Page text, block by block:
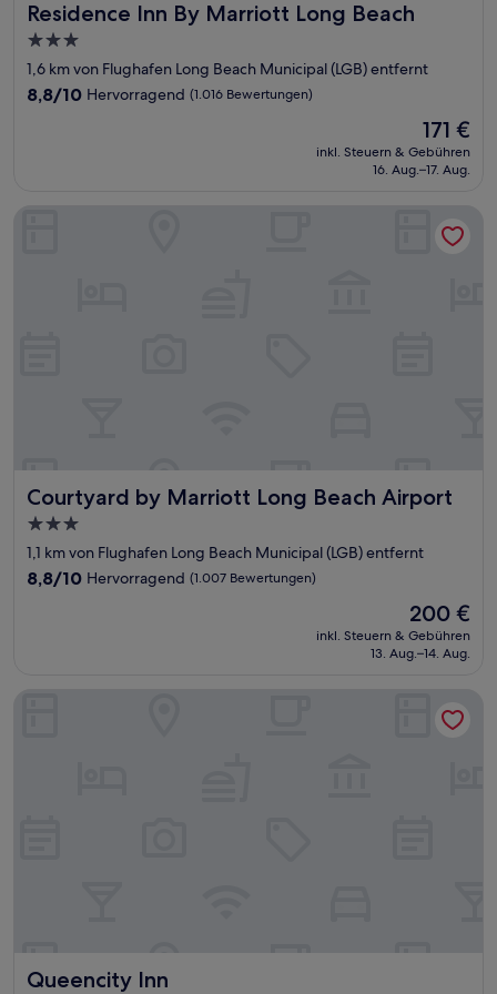
Residence Inn By Marriott Long Beach
Residence Inn By Marriott Long Beach
3.0-
Sterne-
Unterkunft
1,6 km von Flughafen Long Beach Municipal (LGB) entfernt
8.8
8,8/10 Hervorragend (1.016 Bewertungen)
Der
Preis
beträgt
171 €
inkl. Steuern & Gebühren
16. Aug.–17. Aug.
Courtyard by Marriott Long Beach Airport
Courtyard by Marriott Long Beach Airport
3.0-
Sterne-
Unterkunft
1,1 km von Flughafen Long Beach Municipal (LGB) entfernt
8.8
8,8/10 Hervorragend (1.007 Bewertungen)
Der
Preis
beträgt
200 €
inkl. Steuern & Gebühren
13. Aug.–14. Aug.
Queencity Inn
Queencity Inn
Queencity Inn